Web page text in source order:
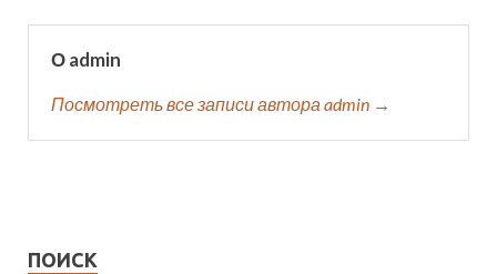
О admin
Посмотреть все записи автора admin →
ПОИСК